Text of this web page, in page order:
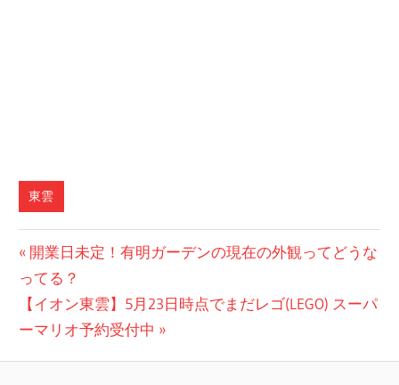
東雲
投
稿
ナ
ビ
前
の
記
事:
開業日未定！有明ガーデンの現在の外観ってどうな
ってる？
次
の
【イオン東雲】5月23日時点でまだレゴ(LEGO) スーパ
ーマリオ予約受付中